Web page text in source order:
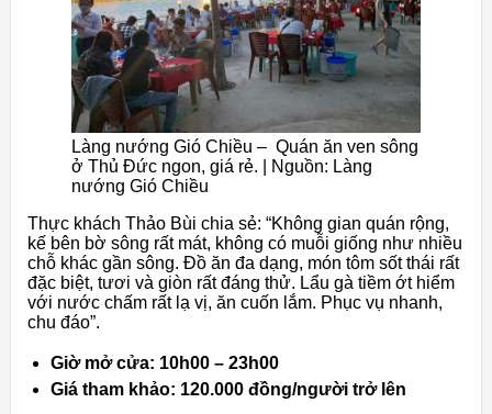
Làng nướng Gió Chiều – Quán ăn ven sông
ở Thủ Đức ngon, giá rẻ. | Nguồn: Làng
nướng Gió Chiều
Thực khách Thảo Bùi chia sẻ: “Không gian quán rộng,
kế bên bờ sông rất mát, không có muỗi giống như nhiều
chỗ khác gần sông. Đồ ăn đa dạng, món tôm sốt thái rất
đặc biệt, tươi và giòn rất đáng thử. Lẩu gà tiềm ớt hiểm
với nước chấm rất lạ vị, ăn cuốn lắm. Phục vụ nhanh,
chu đáo”.
Giờ mở cửa: 10h00 – 23h00
Giá tham khảo: 120.000 đồng/người trở lên